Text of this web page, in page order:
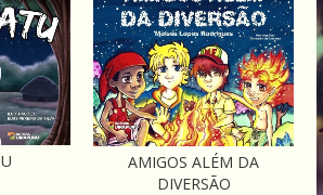
AMIGOS ALÉM DA
DIVERSÃO